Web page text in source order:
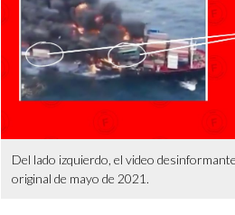
Del lado izquierdo, el video
original de mayo de 2021.